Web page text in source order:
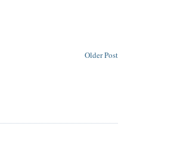
Older Post